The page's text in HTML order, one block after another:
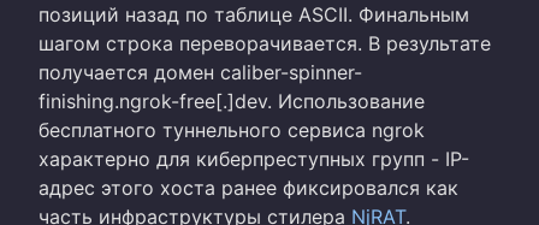
позиций назад по таблице ASCII. Финальным
шагом строка переворачивается. В результате
получается домен caliber-spinner-
finishing.ngrok-free[.]dev. Использование
бесплатного туннельного сервиса ngrok
характерно для киберпреступных групп - IP-
адрес этого хоста ранее фиксировался как
часть инфраструктуры стилера NjRAT.